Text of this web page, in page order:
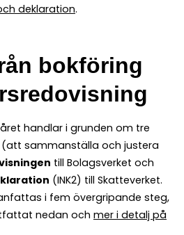
deklaration.
bokföring
handlar i grunden om tre
(att sammanställa och justera
till Bolagsverket och
(INK2) till Skatteverket.
i fem övergripande steg,
nedan och mer i detalj på